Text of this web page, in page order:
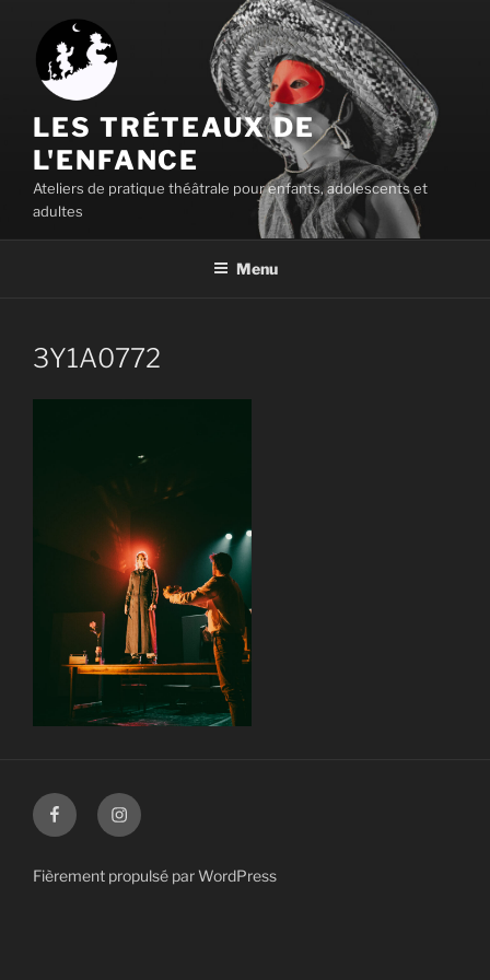
contenu
principal
LES TRÉTEAUX DE
L'ENFANCE
Ateliers de pratique théâtrale pour enfants, adolescents et
adultes
Menu
3Y1A0772
FacebookInstagram
Fièrement propulsé par WordPress